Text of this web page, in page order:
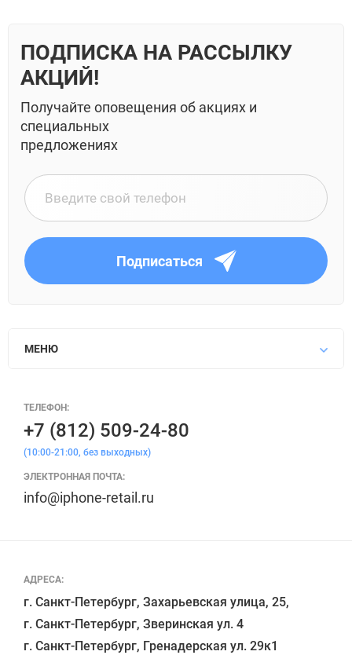
ПОДПИСКА НА РАССЫЛКУ
АКЦИЙ!
Получайте оповещения об акциях и
специальных
предложениях
Подписаться
МЕНЮ
АДРЕСА:
г. Санкт-Петербург, Захарьевская улица, 25,
г. Санкт-Петербург, Зверинская ул. 4
г. Санкт-Петербург, Гренадерская ул. 29к1
ТЕЛЕФОН:
+7 (812) 509-24-80
(10:00-21:00, без выходных)
ЭЛЕКТРОННАЯ ПОЧТА:
info@iphone-retail.ru